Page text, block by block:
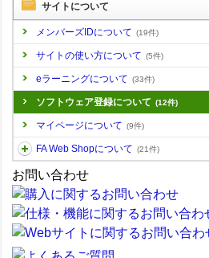
サイトについて
メンバーズIDについて (19件)
サイトの使い方について (5件)
eラーニングについて (33件)
ソフトウェア登録について (12件)
マイページについて (9件)
FA Web Shopについて (21件)
お問い合わせ